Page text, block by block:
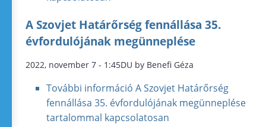
A Szovjet Határőrség fennállása 35.
évfordulójának megünneplése
2022, november 7 - 1:45DU by Benefi Géza
További információ A Szovjet Határőrség
fennállása 35. évfordulójának megünneplése
tartalommal kapcsolatosan